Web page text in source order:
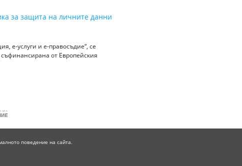
за защита на личните данни
е-услуги и е-правосъдие“, се
от Европейския
поведение на сайта.